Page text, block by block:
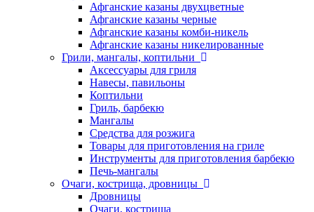
Афганские казаны двухцветные
Афганские казаны черные
Афганские казаны комби-никель
Афганские казаны никелированные
Грили, мангалы, коптильни
Аксессуары для гриля
Навесы, павильоны
Коптильни
Гриль, барбекю
Мангалы
Средства для розжига
Товары для приготовления на гриле
Инструменты для приготовления барбекю
Печь-мангалы
Очаги, кострища, дровницы
Дровницы
Очаги, кострища